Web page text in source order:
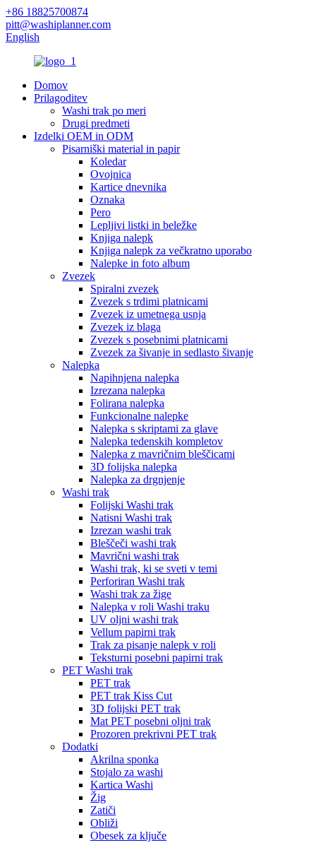
+86 18825700874
pitt@washiplanner.com
English
Domov
Prilagoditev
Washi trak po meri
Drugi predmeti
Izdelki OEM in ODM
Pisarniški material in papir
Koledar
Ovojnica
Kartice dnevnika
Oznaka
Pero
Lepljivi listki in beležke
Knjiga nalepk
Knjiga nalepk za večkratno uporabo
Nalepke in foto album
Zvezek
Spiralni zvezek
Zvezek s trdimi platnicami
Zvezek iz umetnega usnja
Zvezek iz blaga
Zvezek s posebnimi platnicami
Zvezek za šivanje in sedlasto šivanje
Nalepka
Napihnjena nalepka
Izrezana nalepka
Folirana nalepka
Funkcionalne nalepke
Nalepka s skriptami za glave
Nalepka tedenskih kompletov
Nalepka z mavričnim bleščicami
3D folijska nalepka
Nalepka za drgnjenje
Washi trak
Folijski Washi trak
Natisni Washi trak
Izrezan washi trak
Bleščeči washi trak
Mavrični washi trak
Washi trak, ki se sveti v temi
Perforiran Washi trak
Washi trak za žige
Nalepka v roli Washi traku
UV oljni washi trak
Vellum papirni trak
Trak za pisanje nalepk v roli
Teksturni posebni papirni trak
PET Washi trak
PET trak
PET trak Kiss Cut
3D folijski PET trak
Mat PET posebni oljni trak
Prozoren prekrivni PET trak
Dodatki
Akrilna sponka
Stojalo za washi
Kartica Washi
Žig
Zatiči
Obliži
Obesek za ključe